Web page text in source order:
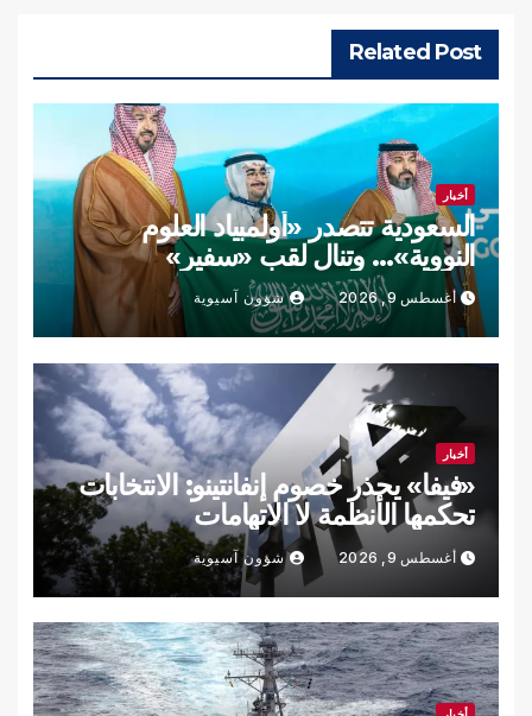
Related Post
أخبار
السعودية تتصدر «أولمبياد العلوم
النووية»… وتنال لقب «سفير»
أغسطس 9, 2026 شؤون آسيوية
أخبار
«فيفا» يحذر خصوم إنفانتينو: الانتخابات
تحكمها الأنظمة لا الاتهامات
أغسطس 9, 2026 شؤون آسيوية
أخبار